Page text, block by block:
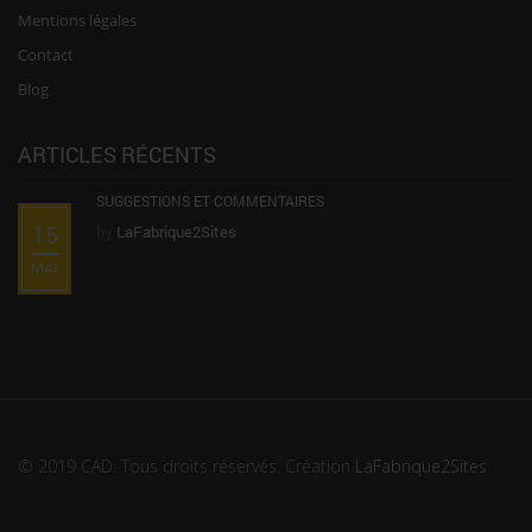
Mentions légales
Contact
Blog
ARTICLES RÉCENTS
15
MAI
SUGGESTIONS ET COMMENTAIRES
LaFabrique2Sites
© 2019 CAD. Tous droits réservés. Création LaFabrique2Sites